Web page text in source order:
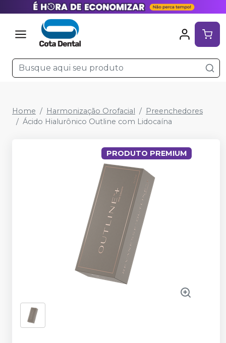
Home Harmonização Orofacial
Preenchedores
Ácido Hialurônico Outline com Lidocaína
PRODUTO PREMIUM